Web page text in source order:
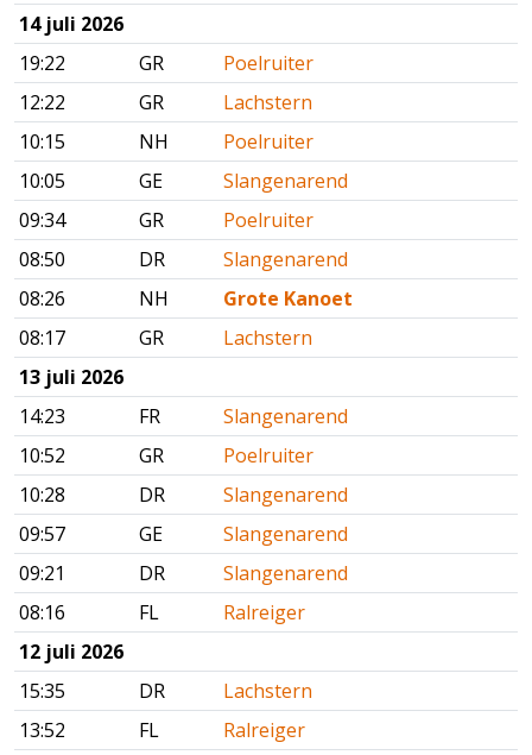
14 juli 2026
19:22
GR
Poelruiter
12:22
GR
Lachstern
10:15
NH
Poelruiter
10:05
GE
Slangenarend
09:34
GR
Poelruiter
08:50
DR
Slangenarend
08:26
NH
Grote Kanoet
08:17
GR
Lachstern
13 juli 2026
14:23
FR
Slangenarend
10:52
GR
Poelruiter
10:28
DR
Slangenarend
09:57
GE
Slangenarend
09:21
DR
Slangenarend
08:16
FL
Ralreiger
12 juli 2026
15:35
DR
Lachstern
13:52
FL
Ralreiger